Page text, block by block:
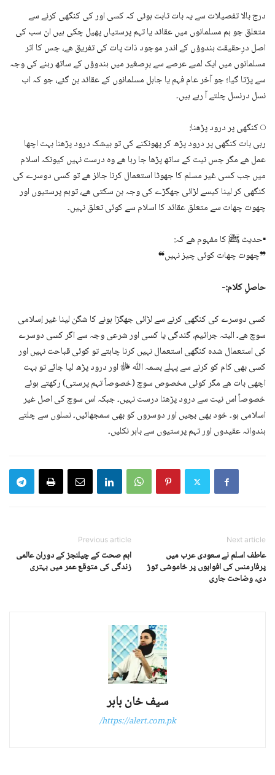
درج بالا تفصیلات سے یہ بات ثابت ہوئی کہ کسی اور کی کنگھی کرنے سے
متعلق جو ہم مسلمانوں میں عقائد یا تہم پرستیاں پھیل چکی ہیں ان سب کی
اصل درِحقیقت ہندوؤں کے اندر موجود ذات پات کی تفریق ھے، جس کا اثر
مسلمانوں میں ایک لمبے عرصے سے برِصغیر میں ہندوؤں کے ساتھ رہنے کی وجہ
سے پڑتا گیا؛ جو آخر عام فہم یا جاہل مسلمانوں کے عقائد بن گئے، جو کہ اب
نسل درنسل چلتے آ رہے ہیں۔
◯ کنگھی پر درود پڑھنا:
رہی بات کنگھی پر درود پڑھ کر پھونکنے کی تو بیشک درود پڑھنا بہت اچھا
عمل ھے مگر جس نیت کے ساتھ پڑھا جا رہا ھے وہ درست نہیں کیونکہ اسلام
میں جب کسی غیر مسلم کا جھوٹا استعمال کرنا جائز ھے تو کسی دوسرے کی
کنگھی کر لینا کیسے لڑائی جھگڑے کی وجہ بن سکتی ھے، توہم پرستیوں اور
چھوت چھات سے متعلق عقائد کا اسلام سے کوئی تعلق نہیں۔
▪حدیث ﷺ کا مفہوم ھے کہ:
❞چھوت چھات کوئی چیز نہیں❝
حاصلِ کلام:-
کسی دوسرے کی کنگھی کرنے سے لڑائی جھگڑا ہونے کا شگن لینا غیر اِسلامی
سوچ ھے۔ البتہ جراثیم، گندگی یا کسی اور شرعی وجہ سے اگر کسی دوسرے
کی استعمال شدہ کنگھی استعمال نہیں کرنا چاہتے تو کوئی قباحت نہیں اور
کسی بھی کام کو کرنے سے پہلے بسمہ اللّٰه ﷻ اور درود پڑھ لیا جائے تو بہت
اچھی بات ھے مگر کوئی مخصوص سوچ (خصوصاً تہم پرستی) رکھتے ہوئے
خصوصاً اس نیت سے درود پڑھنا درست نہیں۔ جبکہ اس سوچ کی اصل غیر
اسلامی ہو۔ خود بھی بچیں اور دوسروں کو بھی سمجھائیں۔ نسلوں سے چلتے
ہندوانہ عقیدوں اور تہم پرستیوں سے باہر نکلیں۔
Previous article
اہم صحت کے چیلنجز کے دوران عالمی
زندگی کی متوقع عمر میں بہتری
Next article
عاطف اسلم نے سعودی عرب میں
پرفارمنس کی افواہوں پر خاموشی توڑ
دی، وضاحت جاری
سیف خان بابر
https://alert.com.pk/